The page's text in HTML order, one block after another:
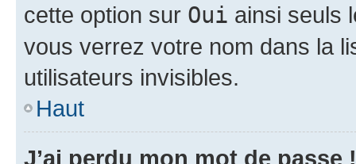
cette option sur Oui ainsi seuls
vous verrez votre nom dans la
utilisateurs invisibles.
Haut
J’ai perdu mon mot de passe !